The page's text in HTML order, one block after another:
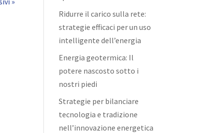
Ridurre il carico sulla rete:
strategie efficaci per un uso
intelligente dell’energia
Energia geotermica: Il
potere nascosto sotto i
nostri piedi
Strategie per bilanciare
tecnologia e tradizione
nell’innovazione energetica